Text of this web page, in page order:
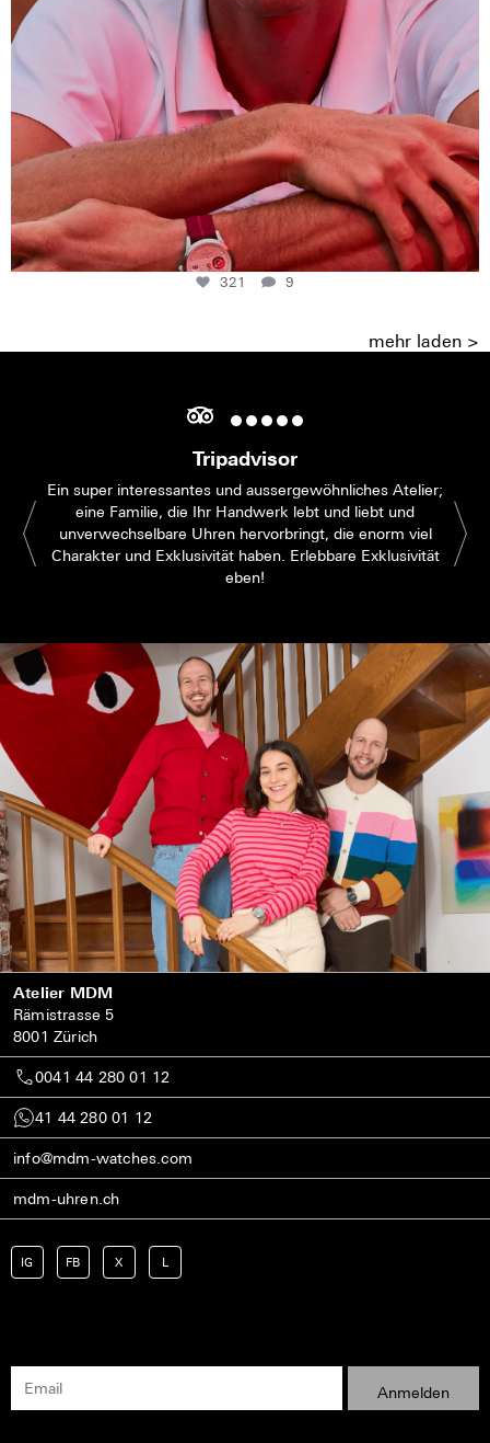
321 9
mehr laden >
Tripadvisor
Ein super interessantes und aussergewöhnliches Atelier;
eine Familie, die Ihr Handwerk lebt und liebt und
unverwechselbare Uhren hervorbringt, die enorm viel
Charakter und Exklusivität haben. Erlebbare Exklusivität
eben!
Atelier MDM
Rämistrasse 5
8001 Zürich
0041 44 280 01 12
41 44 280 01 12
info@mdm-watches.com
mdm-uhren.ch
IG FB X L